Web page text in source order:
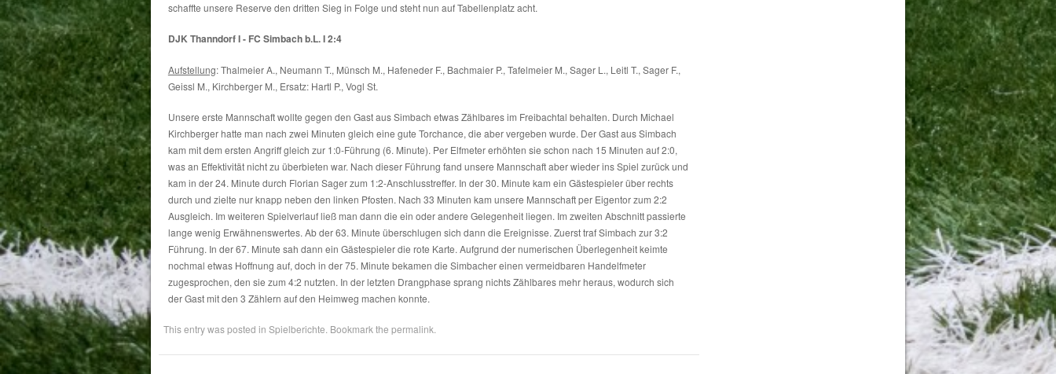
schaffte unsere Reserve den dritten Sieg in Folge und steht nun auf Tabellenplatz acht.
DJK Thanndorf I - FC Simbach b.L. I 2:4
Aufstellung: Thalmeier A., Neumann T., Münsch M., Hafeneder F., Bachmaier P., Tafelmeier M., Sager L., Leitl T., Sager F.,
Geissl M., Kirchberger M., Ersatz: Hartl P., Vogl St.
Unsere erste Mannschaft wollte gegen den Gast aus Simbach etwas Zählbares im Freibachtal behalten. Durch Michael
Kirchberger hatte man nach zwei Minuten gleich eine gute Torchance, die aber vergeben wurde. Der Gast aus Simbach
kam mit dem ersten Angriff gleich zur 1:0-Führung (6. Minute). Per Elfmeter erhöhten sie schon nach 15 Minuten auf 2:0,
was an Effektivität nicht zu überbieten war. Nach dieser Führung fand unsere Mannschaft aber wieder ins Spiel zurück und
kam in der 24. Minute durch Florian Sager zum 1:2-Anschlusstreffer. In der 30. Minute kam ein Gästespieler über rechts
durch und zielte nur knapp neben den linken Pfosten. Nach 33 Minuten kam unsere Mannschaft per Eigentor zum 2:2
Ausgleich. Im weiteren Spielverlauf ließ man dann die ein oder andere Gelegenheit liegen. Im zweiten Abschnitt passierte
lange wenig Erwähnenswertes. Ab der 63. Minute überschlugen sich dann die Ereignisse. Zuerst traf Simbach zur 3:2
Führung. In der 67. Minute sah dann ein Gästespieler die rote Karte. Aufgrund der numerischen Überlegenheit keimte
nochmal etwas Hoffnung auf, doch in der 75. Minute bekamen die Simbacher einen vermeidbaren Handelfmeter
zugesprochen, den sie zum 4:2 nutzten. In der letzten Drangphase sprang nichts Zählbares mehr heraus, wodurch sich
der Gast mit den 3 Zählern auf den Heimweg machen konnte.
This entry was posted in Spielberichte . Bookmark the permalink